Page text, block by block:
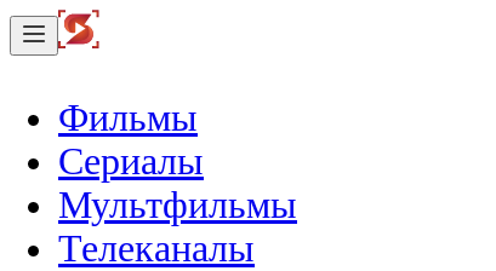
Фильмы
Сериалы
Мультфильмы
Телеканалы